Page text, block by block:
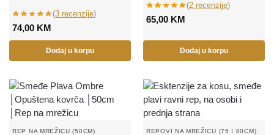
(3 recenzije)
74,00 KM
Dodaj u korpu
(2 recenzije)
65,00 KM
Dodaj u korpu
REP NA MREŽICU (50CM) REPOVI NA MREŽICU (75 I 80CM)